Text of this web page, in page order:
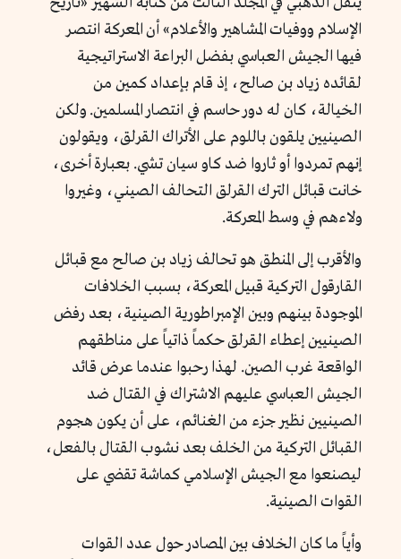
الإسلام ووفيات المشاهير والأعلام» أن المعركة انتصر
فيها الجيش العباسي بفضل البراعة الاستراتيجية
لقائده زياد بن صالح، إذ قام بإعداد كمين من
الخيالة، كان له دور حاسم في انتصار المسلمين. ولكن
الصينيين يلقون باللوم على الأتراك القرلق، ويقولون
إنهم تمردوا أو ثاروا ضد كاو سيان تشي. بعبارة أخرى،
خانت قبائل الترك القرلق التحالف الصيني، وغيروا
ولاءهم في وسط المعركة.
والأقرب إلى المنطق هو تحالف زياد بن صالح مع قبائل
القارقول التركية قبيل المعركة، بسبب الخلافات
الموجودة بينهم وبين الإمبراطورية الصينية، بعد رفض
الصينيين إعطاء القرلق حكماً ذاتياً على مناطقهم
الواقعة غرب الصين. لهذا رحبوا عندما عرض قائد
الجيش العباسي عليهم الاشتراك في القتال ضد
الصينيين نظير جزء من الغنائم، على أن يكون هجوم
القبائل التركية من الخلف بعد نشوب القتال بالفعل،
ليصنعوا مع الجيش الإسلامي كماشة تقضي على
القوات الصينية.
وأياً ما كان الخلاف بين المصادر حول عدد القوات